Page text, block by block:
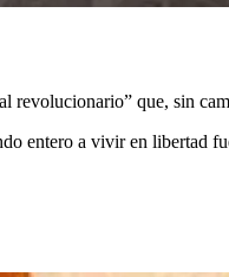
revolucionario” que, sin
entero a vivir en libertad